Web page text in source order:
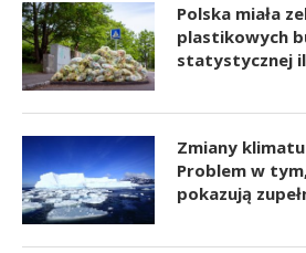
Polska miała
plastikowych
statystycznej
Zmiany
Problem w
pokazują